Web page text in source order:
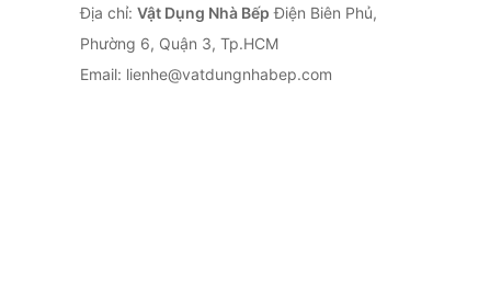
Địa chỉ: Vật Dụng Nhà Bếp Điện Biên Phủ,
Phường 6, Quận 3, Tp.HCM
Email: lienhe@vatdungnhabep.com